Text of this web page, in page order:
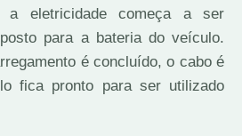
a eletricidade começa a ser
para a bateria do veículo.
é concluído, o cabo é
fica pronto para ser utilizado